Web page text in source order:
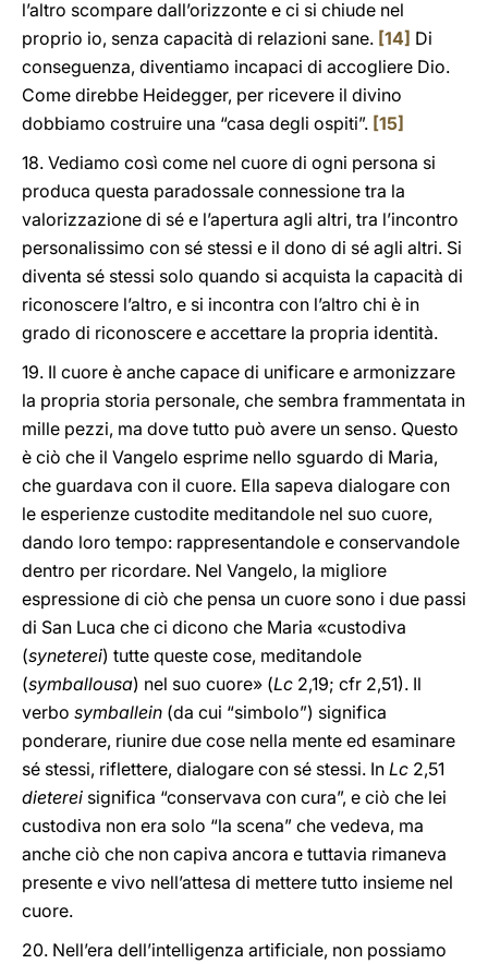
l’altro scompare dall’orizzonte e ci si chiude nel
proprio io, senza capacità di relazioni sane. [14] Di
conseguenza, diventiamo incapaci di accogliere Dio.
Come direbbe Heidegger, per ricevere il divino
dobbiamo costruire una “casa degli ospiti”. [15]
18. Vediamo così come nel cuore di ogni persona si
produca questa paradossale connessione tra la
valorizzazione di sé e l’apertura agli altri, tra l’incontro
personalissimo con sé stessi e il dono di sé agli altri. Si
diventa sé stessi solo quando si acquista la capacità di
riconoscere l’altro, e si incontra con l’altro chi è in
grado di riconoscere e accettare la propria identità.
19. Il cuore è anche capace di unificare e armonizzare
la propria storia personale, che sembra frammentata in
mille pezzi, ma dove tutto può avere un senso. Questo
è ciò che il Vangelo esprime nello sguardo di Maria,
che guardava con il cuore. Ella sapeva dialogare con
le esperienze custodite meditandole nel suo cuore,
dando loro tempo: rappresentandole e conservandole
dentro per ricordare. Nel Vangelo, la migliore
espressione di ciò che pensa un cuore sono i due passi
di San Luca che ci dicono che Maria «custodiva
(syneterei) tutte queste cose, meditandole
(symballousa) nel suo cuore» (Lc 2,19; cfr 2,51). Il
verbo symballein (da cui “simbolo”) significa
ponderare, riunire due cose nella mente ed esaminare
sé stessi, riflettere, dialogare con sé stessi. In Lc 2,51
dieterei significa “conservava con cura”, e ciò che lei
custodiva non era solo “la scena” che vedeva, ma
anche ciò che non capiva ancora e tuttavia rimaneva
presente e vivo nell’attesa di mettere tutto insieme nel
cuore.
20. Nell’era dell’intelligenza artificiale, non possiamo